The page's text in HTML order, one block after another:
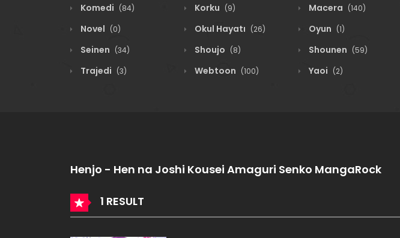
Komedi (84) Korku (9) Macera (140)
Novel (0) Okul Hayatı (26) Oyun (1)
Seinen (34) Shoujo (8) Shounen (59)
Trajedi (3) Webtoon (100) Yaoi (2)
Henjo - Hen na Joshi Kousei Amaguri Senko MangaRock
1 RESULT